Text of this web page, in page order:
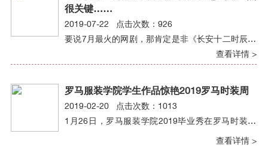
很关键……
2019-07-22 点击次数：926
要说7月最火的网剧，那肯定是非《长安十二时辰》
查看详情 >
罗马服装学院学生作品惊艳2019罗马时装周
2019-02-20 点击次数：1013
1月26日，罗马服装学院2019毕业秀在罗马时装周
查看详情 >